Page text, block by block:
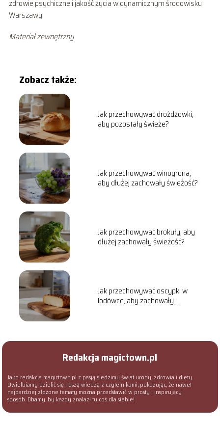
zdrowie psychiczne i jakość życia w dynamicznym środowisku
Warszawy.
Materiał zewnętrzny
Zobacz także:
Jak przechowywać drożdżówki,
aby pozostały świeże?
Jak przechowywać winogrona,
aby dłużej zachowały świeżość?
Jak przechowywać brokuły, aby
dłużej zachowały świeżość?
Jak przechowywać oscypki w
lodówce, aby zachowały
Redakcja magictown.pl
Jako redakcja magictown.pl z pasją śledzimy świat urody, zdrowia i diety.
Uwielbiamy dzielić się naszą wiedzą z czytelnikami, pokazując, że nawet
najbardziej złożone tematy można przedstawić w prosty i inspirujący
sposób. Dbamy, by każdy znalazł tu coś dla siebie!